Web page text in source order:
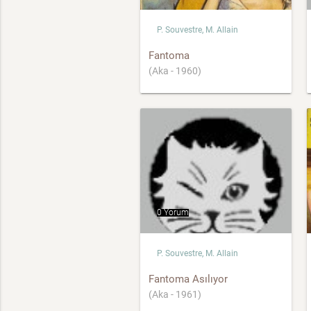
P. Souvestre, M. Allain
Fantoma
(Aka - 1960)
0 Yorum
P. Souvestre, M. Allain
Fantoma Asılıyor
(Aka - 1961)